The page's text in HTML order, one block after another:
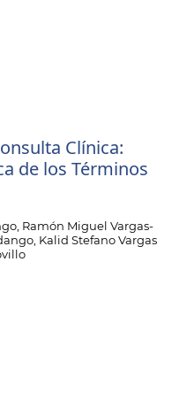
Clínica:
de los Términos
Ramón Miguel Vargas-
Kalid Stefano Vargas